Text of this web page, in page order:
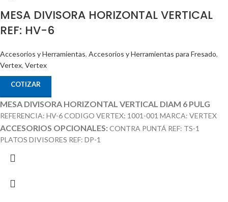
MESA DIVISORA HORIZONTAL VERTICAL
REF: HV-6
Accesorios y Herramientas, Accesorios y Herramientas para Fresado,
Vertex, Vertex
COTIZAR
MESA DIVISORA HORIZONTAL VERTICAL DIAM 6 PULG
REFERENCIA: HV-6 CODIGO VERTEX: 1001-001 MARCA: VERTEX
ACCESORIOS OPCIONALES:CONTRA PUNTÁ REF: TS-1
PLATOS DIVISORES REF: DP-1